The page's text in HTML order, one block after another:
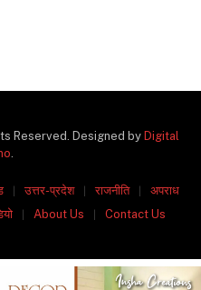
Reserved. Designed by Digital
.
उत्तर-प्रदेश राजनीति
अपराध
About Us Contact Us